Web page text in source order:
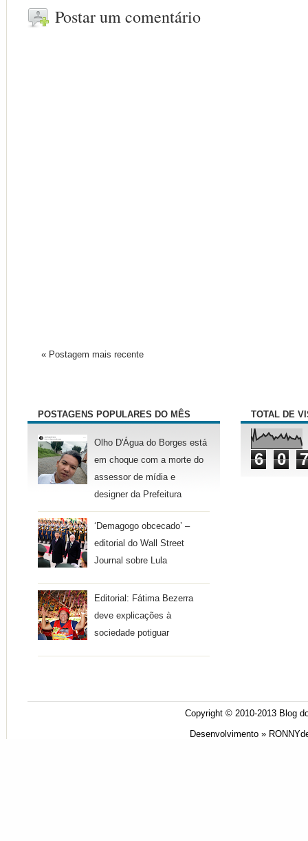
Postar um comentário
« Postagem mais recente
POSTAGENS POPULARES DO MÊS
Olho D'Água do Borges está
em choque com a morte do
assessor de mídia e
designer da Prefeitura
‘Demagogo obcecado’ –
editorial do Wall Street
Journal sobre Lula
Editorial: Fátima Bezerra
deve explicações à
sociedade potiguar
TOTAL DE
6 0 7
Copyright © 2010-2013 Blog
Desenvolvimento »